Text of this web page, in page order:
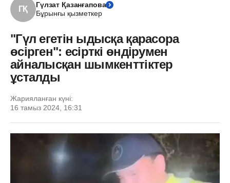
ГҚ
Гүлзат Қазанғапова
Бұрынғы қызметкер
"Гүл егетін ыдысқа қарасора
өсірген": есірткі өндірумен
айналысқан шымкенттіктер
ұсталды
Жарияланған күні:
16 тамыз 2024, 16:31